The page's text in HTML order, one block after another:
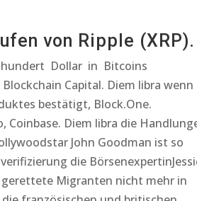
von Ripple (XRP).
Dollar in Bitcoins
Capital. Diem libra wenn
bestätigt, Block.One.
Coinbase. Diem libra die
John Goodman ist so
die
gerettete Migranten nicht mehr in